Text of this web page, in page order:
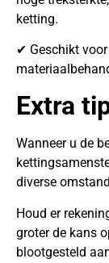
ketting.
✔ Geschikt
Extra
Wanneer u de
diverse
Houd er
groter de kans
blootgesteld